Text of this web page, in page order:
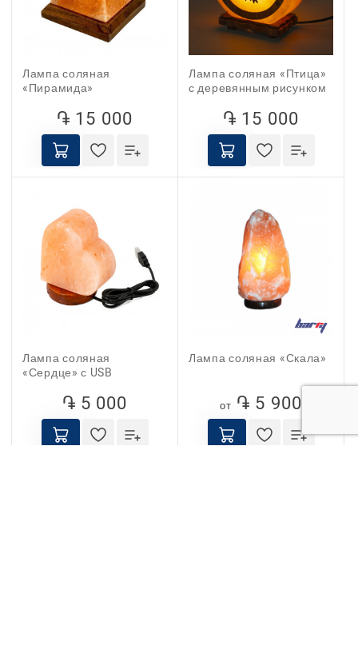
Лампа соляная
«Пирамида»
֏ 15 000
Лампа соляная «Птица»
с деревянным рисунком
֏ 15 000
Лампа соляная
«Сердце» с USB
֏ 5 000
Лампа соляная «Скала»
от ֏ 5 900